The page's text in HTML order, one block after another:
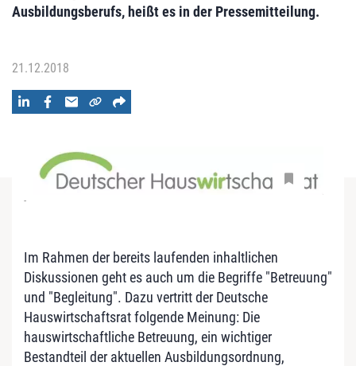
Ausbildungsberufs, heißt es in der Pressemitteilung.
21.12.2018
-
Im Rahmen der bereits laufenden inhaltlichen
Diskussionen geht es auch um die Begriffe "Betreuung"
und "Begleitung". Dazu vertritt der Deutsche
Hauswirtschaftsrat folgende Meinung: Die
hauswirtschaftliche Betreuung, ein wichtiger
Bestandteil der aktuellen Ausbildungsordnung,